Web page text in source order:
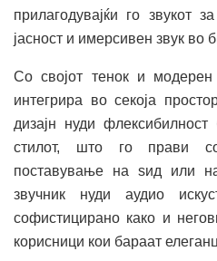
прилагодувајќи го звукот
јасност и имерсивен звук во
Со својот тенок и
интегрира во секоја
дизајн нуди
стилот, што го прави
поставување на ѕид или
звучник нуди аудио
софистицирано како и
корисници кои бараат